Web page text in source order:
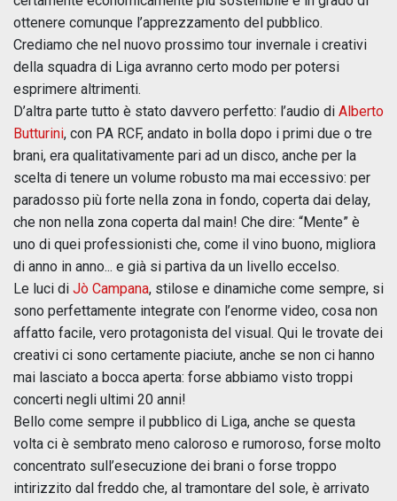
ottenere comunque l’apprezzamento del pubblico.
Crediamo che nel nuovo prossimo tour invernale i creativi
della squadra di Liga avranno certo modo per potersi
esprimere altrimenti.
D’altra parte tutto è stato davvero perfetto: l’audio di Alberto
Butturini, con PA RCF, andato in bolla dopo i primi due o tre
brani, era qualitativamente pari ad un disco, anche per la
scelta di tenere un volume robusto ma mai eccessivo: per
paradosso più forte nella zona in fondo, coperta dai delay,
che non nella zona coperta dal main! Che dire: “Mente” è
uno di quei professionisti che, come il vino buono, migliora
di anno in anno... e già si partiva da un livello eccelso.
Le luci di Jò Campana, stilose e dinamiche come sempre, si
sono perfettamente integrate con l’enorme video, cosa non
affatto facile, vero protagonista del visual. Qui le trovate dei
creativi ci sono certamente piaciute, anche se non ci hanno
mai lasciato a bocca aperta: forse abbiamo visto troppi
concerti negli ultimi 20 anni!
Bello come sempre il pubblico di Liga, anche se questa
volta ci è sembrato meno caloroso e rumoroso, forse molto
concentrato sull’esecuzione dei brani o forse troppo
intirizzito dal freddo che, al tramontare del sole, è arrivato